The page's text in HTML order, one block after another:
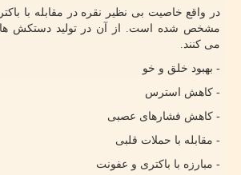
در واقع خاصیت بی نظیر نقره در مقابله با
مشخص شده است. از آن در تولید دستکش
می کنند.
- بهبود خلق و خو
- کاهش استرس
- کاهش فشارهای عصبی
- مقابله با حملات قلبی
- مبارزه با باکتری و عفونت